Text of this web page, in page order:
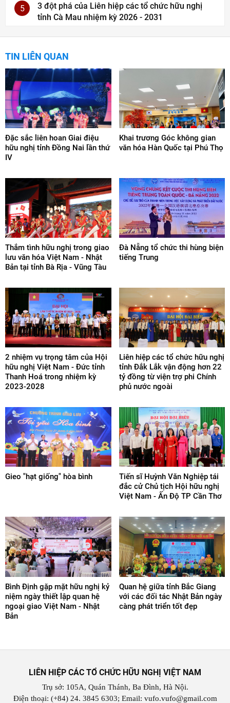
5
3 đột phá của Liên hiệp các tổ chức hữu nghị
tỉnh Cà Mau nhiệm kỳ 2026 - 2031
TIN LIÊN QUAN
Đặc sắc liên hoan Giai điệu
hữu nghị tỉnh Đồng Nai lần thứ
IV
Khai trương Góc không gian
văn hóa Hàn Quốc tại Phú Thọ
Thắm tình hữu nghị trong giao
lưu văn hóa Việt Nam - Nhật
Bản tại tỉnh Bà Rịa - Vũng Tàu
Đà Nẵng tổ chức thi hùng biện
tiếng Trung
2 nhiệm vụ trọng tâm của Hội
hữu nghị Việt Nam - Đức tỉnh
Thanh Hoá trong nhiệm kỳ
2023-2028
Liên hiệp các tổ chức hữu nghị
tỉnh Đắk Lắk vận động hơn 22
tỷ đồng từ viện trợ phi Chính
phủ nước ngoài
Gieo "hạt giống" hòa bình
Tiến sĩ Huỳnh Văn Nghiệp tái
đắc cử Chủ tịch Hội hữu nghị
Việt Nam - Ấn Độ TP Cần Thơ
Bình Định gặp mặt hữu nghị kỷ
niệm ngày thiết lập quan hệ
ngoại giao Việt Nam - Nhật
Bản
Quan hệ giữa tỉnh Bắc Giang
với các đối tác Nhật Bản ngày
càng phát triển tốt đẹp
LIÊN HIỆP CÁC TỔ CHỨC HỮU NGHỊ VIỆT NAM
Trụ sở: 105A, Quán Thánh, Ba Đình, Hà Nội.
Điện thoại: (+84) 24. 3845 6303; Email: vufo.vufo@gmail.com